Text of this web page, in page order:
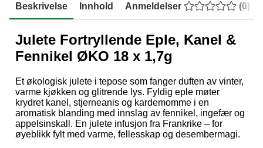
Beskrivelse Innhold Anmeldelser (0)
Julete Fortryllende Eple, Kanel &
Fennikel ØKO 18 x 1,7g
Et økologisk julete i tepose som fanger duften av vinter,
varme kjøkken og glitrende lys. Fyldig eple møter
krydret kanel, stjerneanis og kardemomme i en
aromatisk blanding med innslag av fennikel, ingefær og
appelsinskall. En julete infusjon fra Frankrike – for
øyeblikk fylt med varme, fellesskap og desembermagi.